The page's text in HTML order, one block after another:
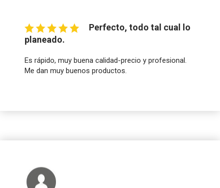
Perfecto, todo tal cual lo
planeado.
Es rápido, muy buena calidad-precio y profesional.
Me dan muy buenos productos.